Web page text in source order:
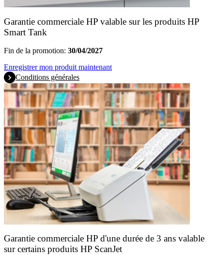
Garantie commerciale HP valable sur les produits HP
Smart Tank
Fin de la promotion: 30/04/2027
Enregistrer mon produit maintenant
Conditions générales
Garantie commerciale HP d'une durée de 3 ans valable
sur certains produits HP ScanJet